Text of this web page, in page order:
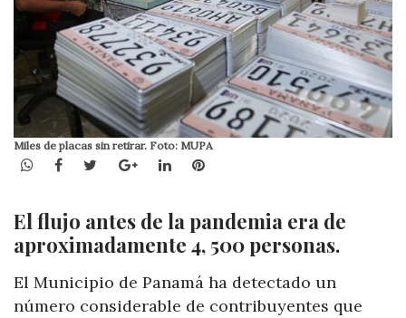
Miles de placas sin retirar. Foto: MUPA
WhatsApp
Facebook
TwitterGoogle+LinkedInPinterest
El flujo antes de la pandemia era de
aproximadamente 4, 500 personas.
El Municipio de Panamá ha detectado un
número considerable de contribuyentes que